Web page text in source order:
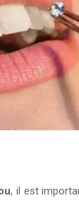
, il est